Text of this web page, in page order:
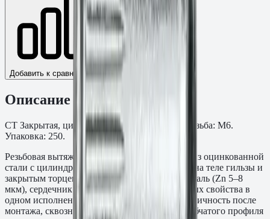
Добавить к сравнению
Описание
СТ Закрытая, цилиндр. бортик, с насечкой. Резьба: М6.
Упаковка: 250.
Резьбовая вытяжная заклёпка (нитзерт) Fasty из оцинкованной
стали с цилиндрическим бортиком, насечкой на теле гильзы и
закрытым торцем. Корпус — оцинкованная сталь (Zn 5–8
мкм), сердечник — сталь. Три функциональных свойства в
одном исполнении: закрытый торец — герметичность после
монтажа, сквозного отверстия нет; насечка зубчатого профиля